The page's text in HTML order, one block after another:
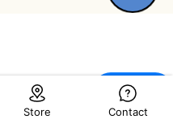
Store Contact
Chat